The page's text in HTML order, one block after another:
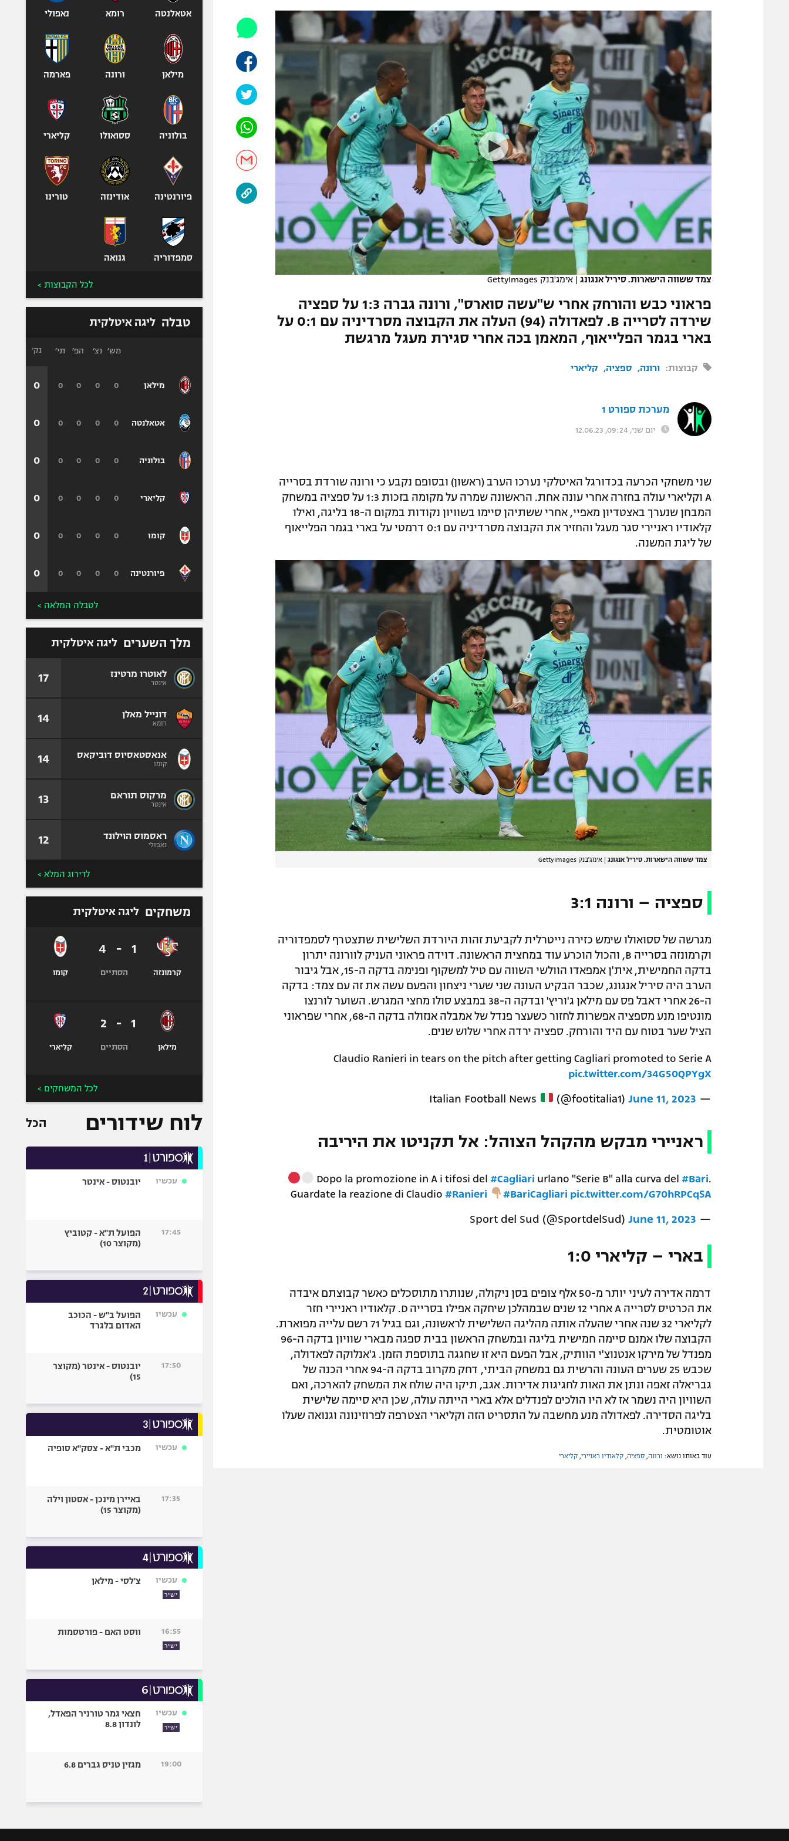
תקנון משתתפים וזוכים בפרסים
תקנון עבור פעילות אלקטרה
תקנון עבור פעילות ספורט 1 – "מרלן"
גיימינג E-Sports
תנאי שימוש
מדיניות פרטיות
רשיון להקרנה פומבית לבית עסק
הצטרפות לחבילת הערוצים
לוח דרושים – ג'ובנט
תגיות
הפועל תל אביב
הפועל חיפה
הפועל באר שבע
מכבי נתניה
בני יהודה
ליגה סינית
ליגה ברזילאית
ליגות נוספות
אופניים
כדורמים
פוטבול אמריקאי NFL
ספורט אתגרי
ואקסטרים
אומנויות לחימה
צמד ששווה הישארות. סיריל אנגונג | אימג'בנק GettyImages
פראוני כבש והורחק אחרי ש"עשה סוארס", ורונה גברה 1:3 על ספציה
שירדה לסרייה B. לפאדולה (94) העלה את הקבוצה מסרדיניה עם 0:1 על
בארי בגמר הפלייאוף, המאמן בכה אחרי סגירת מעגל מרגשת
קבוצות: ורונה ספציה קליארי
מערכת ספורט 1
יום שני, 09:24, 12.06.23
שני משחקי הכרעה בכדורגל האיטלקי נערכו הערב (ראשון) ובסופם נקבע כי ורונה שורדת בסרייה
A וקליארי עולה בחזרה אחרי עונה אחת. הראשונה שמרה על מקומה בזכות 1:3 על ספציה במשחק
המבחן שנערך באצטדיון מאפיי, אחרי ששתיהן סיימו בשוויון נקודות במקום ה-18 בליגה, ואילו
קלאודיו ראניירי סגר מעגל והחזיר את הקבוצה מסרדיניה עם 0:1 דרמטי על בארי בגמר הפלייאוף
של ליגת המשנה.
צמד ששווה הישארות. סיריל אנגונג אימג'בנק GettyImages
ספציה – ורונה 3:1
מגרשה של ססואולו שימש כזירה נייטרלית לקביעת זהות היורדת השלישית שתצטרף לסמפדוריה
וקרמונזה בסרייה B, והכול הוכרע עוד במחצית הראשונה. דוידה פראוני העניק לוורונה יתרון
בדקה החמישית, אית'ן אמפאדו הוולשי השווה עם טיל למשקוף ופנימה בדקה ה-15, אבל גיבור
הערב היה סיריל אנגונג, שכבר הבקיע העונה שני שערי ניצחון והפעם עשה את זה עם צמד: בדקה
ה-26 אחרי דאבל פס עם מילאן ג'וריץ' ובדקה ה-38 במבצע סולו מחצי המגרש. השוער לורנצו
מונטיפו מנע מספציה אפשרות לחזור כשעצר פנדל של אמבלה אנזולה בדקה ה-68, אחרי שפראוני
הציל שער בטוח עם היד והורחק. ספציה ירדה אחרי שלוש שנים.
Claudio Ranieri in tears on the pitch after getting Cagliari promoted to Serie A
pic.twitter.com/34G50QPYgX
— Italian Football News
(@footitalia1) June 11, 2023
ראניירי מבקש מהקהל הצוהל: אל תקניטו את היריבה
Dopo la promozione in A i tifosi del #Cagliari urlano "Serie B" alla curva del #Bari.
Guardate la reazione di Claudio#Ranieri #BariCagliari pic.twitter.com/G70hRPCqSA
— Sport del Sud (@SportdelSud)
June 11, 2023
בארי – קליארי 1:0
דרמה אדירה לעיני יותר מ-50 אלף צופים בסן ניקולה, שנותרו מתוסכלים כאשר קבוצתם איבדה
את הכרטיס לסרייה A אחרי 12 שנים שבמהלכן שיחקה אפילו בסרייה D. קלאודיו ראניירי חזר
לקליארי 32 שנה אחרי שהעלה אותה מהליגה השלישית לראשונה, וגם בגיל 71 רשם עלייה מפוארת.
הקבוצה שלו אמנם סיימה חמישית בליגה ובמשחק הראשון בבית ספגה מבארי שוויון בדקה ה-96
מפנדל של מירקו אנטנוצ'י הוותיק, אבל הפעם היא זו שחגגה בתוספת הזמן. ג'אנלוקה לפאדולה,
שכבש 25 שערים העונה והרשית גם במשחק הביתי, דחק מקרוב בדקה ה-94 אחרי הכנה של
גבריאלה זאפה ונתן את האות לחגיגות אדירות. אגב, תיקו היה שולח את המשחק להארכה, ואם
השוויון היה נשמר אז לא היו הולכים לפנדלים אלא בארי הייתה עולה, שכן היא סיימה שלישית
בליגה הסדירה. לפאדולה מנע מחשבה על התסריט הזה וקליארי הצטרפה לפרוזינונה וגנואה שעלו
אוטומטית.
עוד באותו נושא: ורונה ספציה קלאודיו ראניירי קליארי
אטאלנטה רומא נאפולי
מילאן ורונה פארמה
בולוניה ססואולו קליארי
פיורנטינה אודינזה טורינו
סמפדוריה גנואה
לכל הקבוצות >
טבלה ליגה איטלקית
מילאן
אטאלנטה
בולוניה
קליארי
קומו
פיורנטינה
מש׳ נצ׳ הפ׳ תי׳
0
0
0
0
0
0
0
0
0
0
0
0
0
0
0
0
0
0
0
0
0
0
0
0
נק׳
0
0
0
0
0
0
לטבלה המלאה >
מלך השערים ליגה איטלקית
לאוטרו מרטינז
אינטר 17
דונייל מאלן
רומא 14
אנאסטאסיוס דוביקאס
קומו 14
מרקוס תוראם
אינטר 13
ראסמוס הוילונד
נאפולי 12
לדירוג המלא >
משחקים ליגה איטלקית
קרמונזה
1
-
4
הסתיים קומו
מילאן
1
-
2
הסתיים קליארי
לכל המשחקים >
לוח שידורים הכל
עכשיו יובנטוס - אינטר
17:45
הפועל ת"א - קטוביץ
(מקוצר 10)
עכשיו
הפועל ב"ש - הכוכב
האדום בלגרד
17:50
יובנטוס - אינטר (מקוצר
15)
עכשיו מכבי ת"א - צסק"א סופיה
17:35
באיירן מינכן - אסטון וילה
(מקוצר 15)
עכשיו
ישיר
צ'לסי - מילאן
16:55
ישיר
ווסט האם - פורטסמות
עכשיו
ישיר
חצאי גמר טורניר הפאדל,
לונדון 8.8
19:00 מגזין טניס גברים 6.8